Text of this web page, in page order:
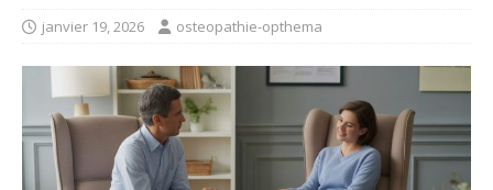
janvier 19, 2026 osteopathie-opthema